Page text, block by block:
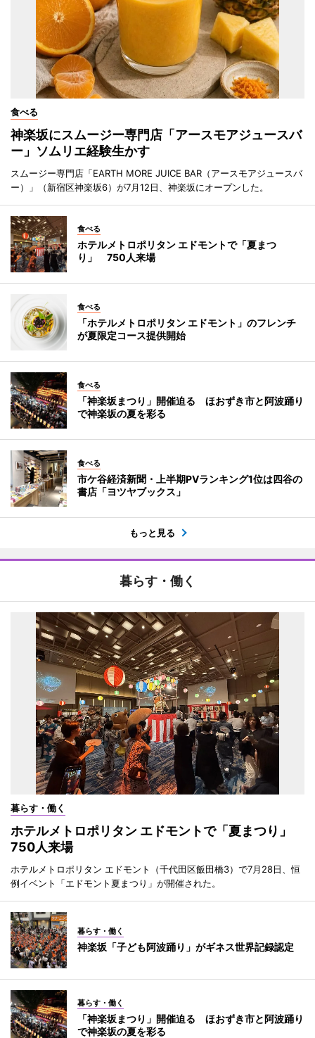
食べる
神楽坂にスムージー専門店「アースモアジュースバ
ー」ソムリエ経験生かす
スムージー専門店「EARTH MORE JUICE BAR（アースモアジュースバ
ー）」（新宿区神楽坂6）が7月12日、神楽坂にオープンした。
食べる
ホテルメトロポリタン エドモントで「夏まつ
り」 750人来場
食べる
「ホテルメトロポリタン エドモント」のフレンチ
が夏限定コース提供開始
食べる
「神楽坂まつり」開催迫る ほおずき市と阿波踊り
で神楽坂の夏を彩る
食べる
市ケ谷経済新聞・上半期PVランキング1位は四谷の
書店「ヨツヤブックス」
もっと見る
暮らす・働く
暮らす・働く
ホテルメトロポリタン エドモントで「夏まつり」
750人来場
ホテルメトロポリタン エドモント（千代田区飯田橋3）で7月28日、恒
例イベント「エドモント夏まつり」が開催された。
暮らす・働く
神楽坂「子ども阿波踊り」がギネス世界記録認定
暮らす・働く
「神楽坂まつり」開催迫る ほおずき市と阿波踊り
で神楽坂の夏を彩る